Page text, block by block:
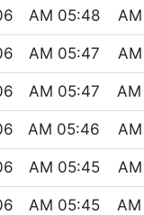
05:48 AM
05:47 AM
05:47 AM
05:46 AM
05:45 AM
05:45 AM